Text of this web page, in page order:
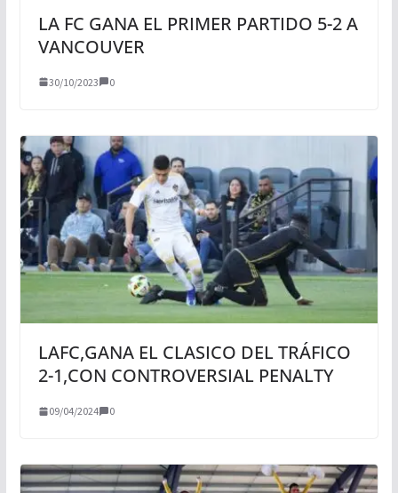
LA FC GANA EL PRIMER PARTIDO 5-2 A
VANCOUVER
30/10/2023 0
LAFC,GANA EL CLASICO DEL TRÁFICO
2-1,CON CONTROVERSIAL PENALTY
09/04/2024 0